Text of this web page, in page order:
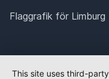
Flaggrafik för Limburg
This site uses third-